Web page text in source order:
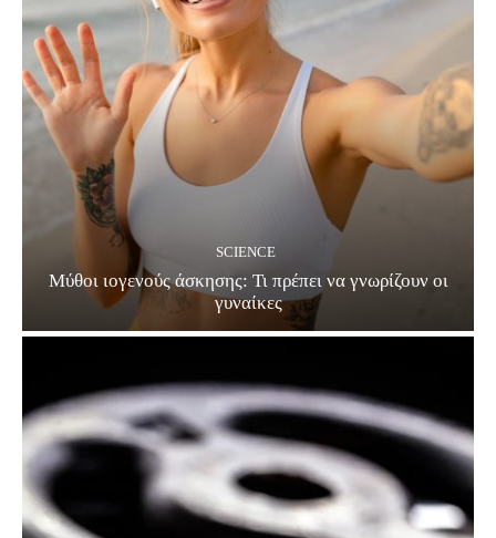
SCIENCE
Μύθοι ιογενούς άσκησης: Τι πρέπει να γνωρίζουν οι
γυναίκες